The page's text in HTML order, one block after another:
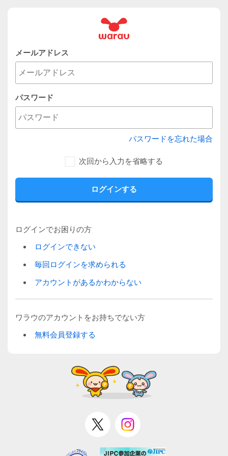
メールアドレス
パスワード
パスワードを忘れた場合
次回から入力を省略する
ログインでお困りの方
ログインできない
毎回ログインを求められる
アカウントがあるかわからない
ワラウのアカウントをお持ちでない方
無料会員登録する